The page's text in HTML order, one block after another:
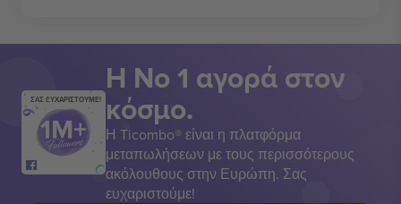
ΣΑΣ ΕΥΧΑΡΙΣΤΟΥΜΕ!
Η Νο 1 αγορά στον
κόσμο.
Η Ticombo® είναι η πλατφόρμα
μεταπωλήσεων με τους περισσότερους
ακόλουθους στην Ευρώπη. Σας
ευχαριστούμε!